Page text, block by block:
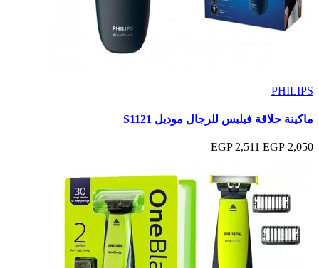
PHILIPS
ماكينة حلاقة فيلبس للرجال موديل S1121
2,050 EGP
2,511 EGP